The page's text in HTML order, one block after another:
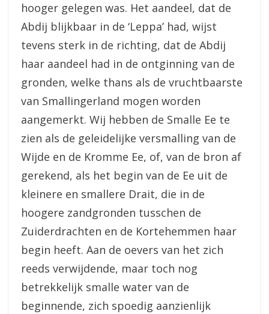
hooger gelegen was. Het aandeel, dat de
Abdij blijkbaar in de ‘Leppa’ had, wijst
tevens sterk in de richting, dat de Abdij
haar aandeel had in de ontginning van de
gronden, welke thans als de vruchtbaarste
van Smallingerland mogen worden
aangemerkt. Wij hebben de Smalle Ee te
zien als de geleidelijke versmalling van de
Wijde en de Kromme Ee, of, van de bron af
gerekend, als het begin van de Ee uit de
kleinere en smallere Drait, die in de
hoogere zandgronden tusschen de
Zuiderdrachten en de Kortehemmen haar
begin heeft. Aan de oevers van het zich
reeds verwijdende, maar toch nog
betrekkelijk smalle water van de
beginnende, zich spoedig aanzienlijk